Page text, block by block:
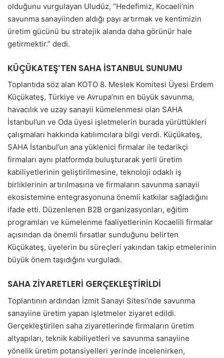
olduğunu vurgulayan Uludüz, “Hedefimiz, Kocaeli’nin
savunma sanayiinden aldığı payı artırmak ve kentimizin
üretim gücünü bu stratejik alanda daha görünür hale
getirmektir.” dedi.
KÜÇÜKATEŞ’TEN SAHA İSTANBUL SUNUMU
Toplantıda söz alan KOTO 8. Meslek Komitesi Üyesi Erdem
Küçükateş, Türkiye ve Avrupa’nın en büyük savunma,
havacılık ve uzay sanayii kümelenmesi olan SAHA
İstanbul’un ve Oda üyesi işletmelerin burada yürüttükleri
çalışmaları hakkında katılımcılara bilgi verdi. Küçükateş,
SAHA İstanbul’un ana yüklenici firmalar ile tedarikçi
firmaları aynı platformda buluşturarak yerli üretim
kabiliyetlerinin geliştirilmesine, teknoloji odaklı iş
birliklerinin artırılmasına ve firmaların savunma sanayii
ekosistemine entegrasyonuna önemli katkılar sağladığını
ifade etti. Düzenlenen B2B organizasyonları, eğitim
programları ve kümelenme faaliyetlerinin Kocaelili firmalar
açısından da önemli fırsatlar sunduğunu belirten
Küçükateş, üyelerin bu süreçleri yakından takip etmelerinin
büyük önem taşıdığını vurguladı.
SAHA ZİYARETLERİ GERÇEKLEŞTİRİLDİ
Toplantının ardından İzmit Sanayi Sitesi’nde savunma
sanayiine üretim yapan işletmeler ziyaret edildi.
Gerçekleştirilen saha ziyaretlerinde firmaların üretim
altyapıları, teknik kabiliyetleri ve savunma sanayiine
yönelik üretim potansiyelleri yerinde incelenirken,